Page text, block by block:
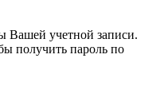
Вашей учетной записи.
получить пароль по